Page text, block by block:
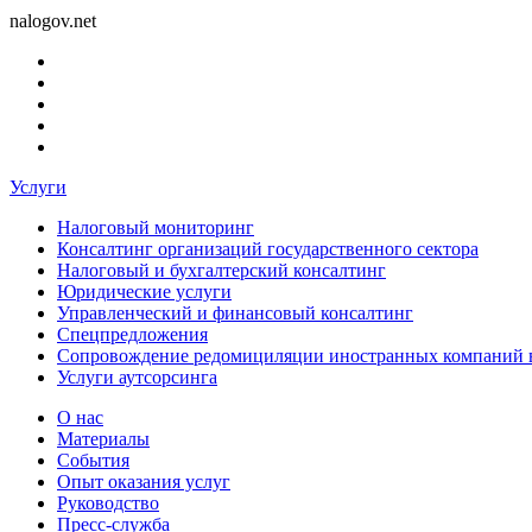
nalogov.net
Услуги
Налоговый мониторинг
Консалтинг организаций государственного сектора
Налоговый и бухгалтерский консалтинг
Юридические услуги
Управленческий и финансовый консалтинг
Спецпредложения
Сопровождение редомициляции иностранных
Услуги аутсорсинга
О нас
Материалы
События
Опыт оказания услуг
Руководство
Пресс-служба